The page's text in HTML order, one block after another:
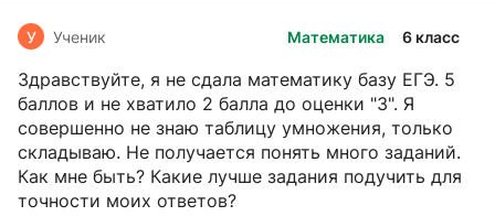
Математика 6 класс
У Ученик
Здравствуйте, я не сдала математику базу ЕГЭ. 5
баллов и не хватило 2 балла до оценки "3". Я
совершенно не знаю таблицу умножения, только
складываю. Не получается понять много заданий.
Как мне быть? Какие лучше задания подучить для
точности моих ответов?